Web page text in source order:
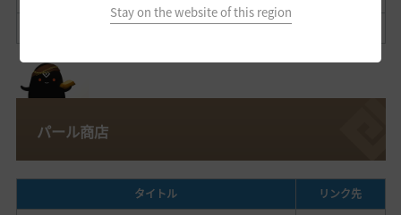
Stay on the website of this region
フィールドボスを討伐しよう！
パール商店
タイトル
リンク先